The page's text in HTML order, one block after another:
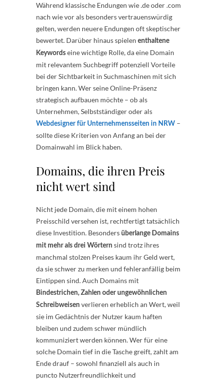
Während klassische Endungen wie .de oder .com
nach wie vor als besonders vertrauenswürdig
gelten, werden neuere Endungen oft skeptischer
bewertet. Darüber hinaus spielen enthaltene
Keywords eine wichtige Rolle, da eine Domain
mit relevantem Suchbegriff potenziell Vorteile
bei der Sichtbarkeit in Suchmaschinen mit sich
bringen kann. Wer seine Online-Präsenz
strategisch aufbauen möchte – ob als
Unternehmen, Selbstständiger oder als
Webdesigner für Unternehmensseiten in NRW –
sollte diese Kriterien von Anfang an bei der
Domainwahl im Blick haben.
Domains, die ihren Preis
nicht wert sind
Nicht jede Domain, die mit einem hohen
Preisschild versehen ist, rechtfertigt tatsächlich
diese Investition. Besonders überlange Domains
mit mehr als drei Wörtern sind trotz ihres
manchmal stolzen Preises kaum ihr Geld wert,
da sie schwer zu merken und fehleranfällig beim
Eintippen sind. Auch Domains mit
Bindestrichen, Zahlen oder ungewöhnlichen
Schreibweisen verlieren erheblich an Wert, weil
sie im Gedächtnis der Nutzer kaum haften
bleiben und zudem schwer mündlich
kommuniziert werden können. Wer für eine
solche Domain tief in die Tasche greift, zahlt am
Ende drauf – sowohl finanziell als auch in
puncto Nutzerfreundlichkeit und